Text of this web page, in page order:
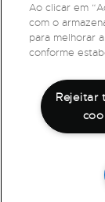
Salvador,
Telefone:(71)
Ao clicar em
com o
para melhorar
conforme
Rejeitar